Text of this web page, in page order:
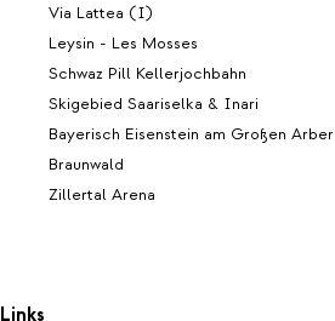
Via Lattea (I)
Leysin - Les Mosses
Schwaz Pill Kellerjochbahn
Skigebied Saariselka & Inari
Bayerisch Eisenstein am Großen Arber
Braunwald
Zillertal Arena
Links